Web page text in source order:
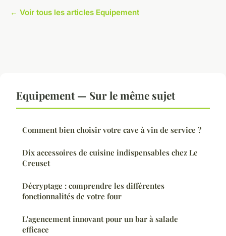
← Voir tous les articles Equipement
Equipement — Sur le même sujet
Comment bien choisir votre cave à vin de service ?
Dix accessoires de cuisine indispensables chez Le
Creuset
Décryptage : comprendre les différentes
fonctionnalités de votre four
L'agencement innovant pour un bar à salade
efficace